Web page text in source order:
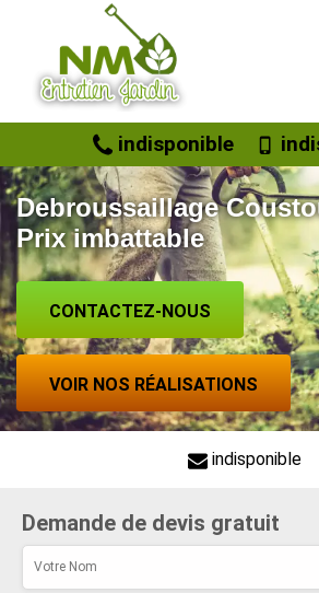
indisponible
Debroussaillage
Prix imbattable
CONTACTEZ-NOUS
VOIR NOS RÉALISATIONS
indisponible
Demande de devis gratuit